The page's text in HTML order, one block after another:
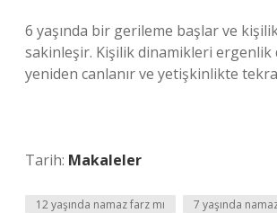
6 yaşında bir gerileme başlar ve
sakinleşir. Kişilik dinamikleri ergenlik
yeniden canlanır ve yetişkinlikte
Tarih: Makaleler
12 yaşında namaz farz mı 7 yaşında